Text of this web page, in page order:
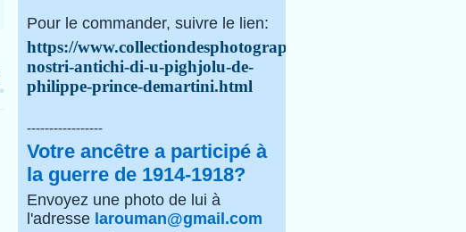
Pour le commander, suivre le lien:
https://www.collectiondesphotographes.com/i-
nostri-antichi-di-u-pighjolu-de-
philippe-prince-demartini.html
-----------------
Votre ancêtre a participé à
la guerre de 1914-1918?
Envoyez une photo de lui à
l'adresse larouman@gmail.com